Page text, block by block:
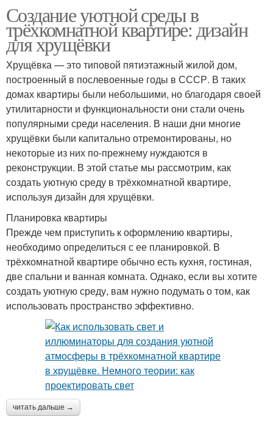
Создание уютной среды в
трёхкомнатной квартире: дизайн
для хрущёвки
Хрущёвка — это типовой пятиэтажный жилой дом,
построенный в послевоенные годы в СССР. В таких
домах квартиры были небольшими, но благодаря своей
утилитарности и функциональности они стали очень
популярными среди населения. В наши дни многие
хрущёвки были капитально отремонтированы, но
некоторые из них по-прежнему нуждаются в
реконструкции. В этой статье мы рассмотрим, как
создать уютную среду в трёхкомнатной квартире,
используя дизайн для хрущёвки.
Планировка квартиры
Прежде чем приступить к оформлению квартиры,
необходимо определиться с ее планировкой. В
трёхкомнатной квартире обычно есть кухня, гостиная,
две спальни и ванная комната. Однако, если вы хотите
создать уютную среду, вам нужно подумать о том, как
использовать пространство эффективно.
читать дальше →